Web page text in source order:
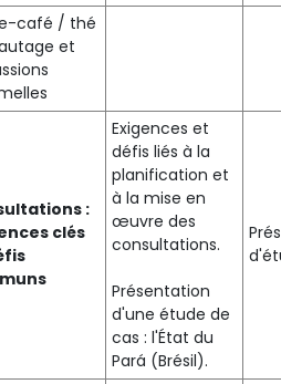
café / thé
et
:
clés
Exigences et
défis liés à la
planification et
à la mise en
œuvre des
consultations.
Présentation
d'une étude de
cas : l'État du
Pará (Brésil).